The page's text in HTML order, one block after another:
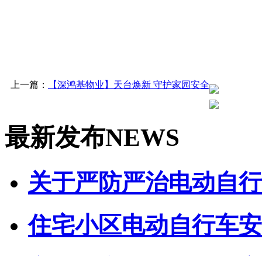
上一篇： 【深鸿基物业】天台焕新 守护家园安全
最新发布NEWS
关于严防严治电动自
住宅小区电动自行车